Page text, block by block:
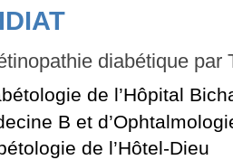
diabétique par
de l’Hôpital
B et
de l’Hôtel-Dieu